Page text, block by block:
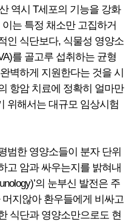
역시 T세포의 기능을 강화
는 특정 채소만 고집하거
인 식단보다, 식물성 영양소
를 골고루 섭취하는 균형
벽하게 지원한다는 것을 시
항암 치료에 정확히 얼마만
위해서는 대규모 임상시험
범한 영양소들이 분자 단위
고 암과 싸우는지를 밝혀내
의 눈부신 발전은 주
지않아 환우들에게 비싸고
식단과 영양소만으로도 현